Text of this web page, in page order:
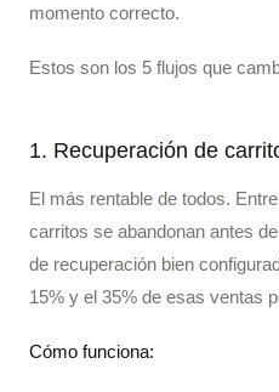
momento correcto.
Estos son los 5 flujos que
1. Recuperación de
El más rentable de todos.
carritos se abandonan antes
de recuperación bien
15% y el 35% de esas ventas
Cómo funciona: